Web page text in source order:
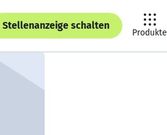
Stellenanzeige schalten
Produkte